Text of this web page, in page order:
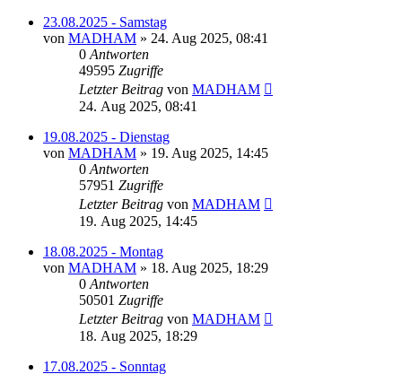
23.08.2025 - Samstag
von MADHAM » 24. Aug 2025, 08:41
0 Antworten
49595 Zugriffe
Letzter Beitrag von MADHAM
24. Aug 2025, 08:41
19.08.2025 - Dienstag
von MADHAM » 19. Aug 2025, 14:45
0 Antworten
57951 Zugriffe
Letzter Beitrag von MADHAM
19. Aug 2025, 14:45
18.08.2025 - Montag
von MADHAM » 18. Aug 2025, 18:29
0 Antworten
50501 Zugriffe
Letzter Beitrag von MADHAM
18. Aug 2025, 18:29
17.08.2025 - Sonntag